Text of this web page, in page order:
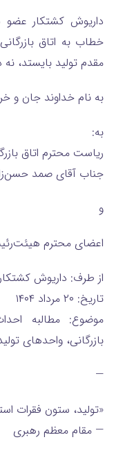
داریوش کشتکار عضو
خطاب به اتاق
مقدم تولید بایستد،
به نام خداوند جان و
به:
ریاست محترم اتاق
جناب آقای صمد
و
اعضای محترم
از طرف: داریوش
تاریخ: ۲۰ مرداد ۱۴۰۴
موضوع: مطالبه
بازرگانی، واحدهای
—
«تولید، ستون فقرات
— مقام معظم رهبری